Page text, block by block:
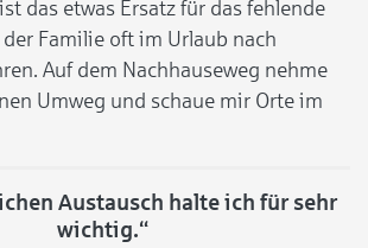
das etwas Ersatz für das fehlende
Familie oft im Urlaub nach
Auf dem Nachhauseweg nehme
Umweg und schaue mir Orte im
Austausch halte ich für sehr
wichtig.“